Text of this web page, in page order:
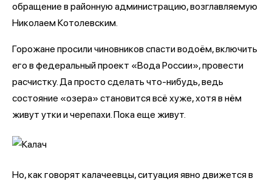
обращение в районную администрацию, возглавляемую
Николаем Котолевским.
Горожане просили чиновников спасти водоём, включить
его в федеральный проект «Вода России», провести
расчистку. Да просто сделать что-нибудь, ведь
состояние «озера» становится всё хуже, хотя в нём
живут утки и черепахи. Пока еще живут.
Но, как говорят калачеевцы, ситуация явно движется в